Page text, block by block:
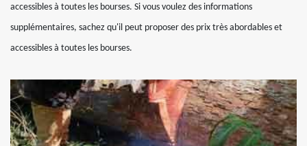
accessibles à toutes les bourses. Si vous voulez des informations
supplémentaires, sachez qu'il peut proposer des prix très abordables et
accessibles à toutes les bourses.